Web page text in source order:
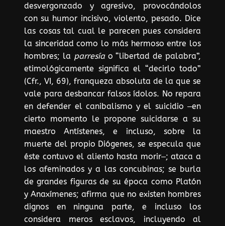
desvergonzado y agresivo, provocándolos
con su humor incisivo, violento, pesado. Dice
las cosas tal cual le parecen pues considera
la sinceridad como lo más hermoso entre los
hombres; la parresíao “libertad de palabra”,
etimológicamente significa el “decirlo todo”
(Cfr., VI, 69), franqueza absoluta de la que se
vale para desbancar falsos ídolos. No repara
en defender el canibalismo y el suicidio ‒en
cierto momento le propone suicidarse a su
maestro Antístenes, e incluso, sobre la
muerte del propio Diógenes, se especula que
éste contuvo el aliento hasta morir‒; ataca a
los afeminados y a las concubinas; se burla
de grandes figuras de su época como Platón
y Anaxímenes; afirma que no existen hombres
dignos en ninguna parte, e incluso los
considera meros esclavos, incluyendo al